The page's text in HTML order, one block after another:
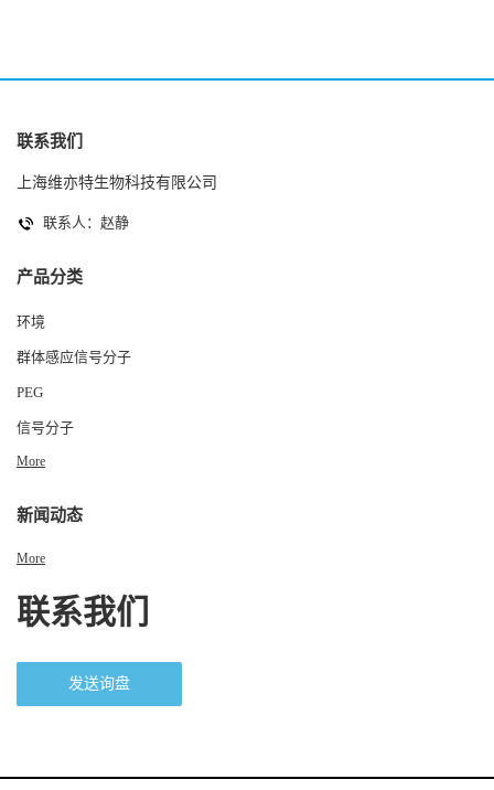
联系我们
上海维亦特生物科技有限公司
联系人：赵静
产品分类
环境
群体感应信号分子
PEG
信号分子
More
新闻动态
More
联系我们
发送询盘